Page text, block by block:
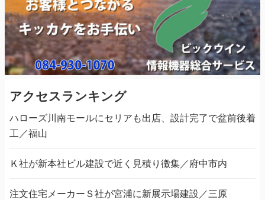
アクセスランキング
ハローズ川南モールにセリアも出店、設計完了で盆前後着
工／福山
Ｋ社が新本社ビル建設で近く見積り徴集／府中市内
注文住宅メーカーＳ社が宮浦に新展示場建設／三原